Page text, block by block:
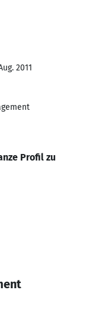
2011
Profil zu